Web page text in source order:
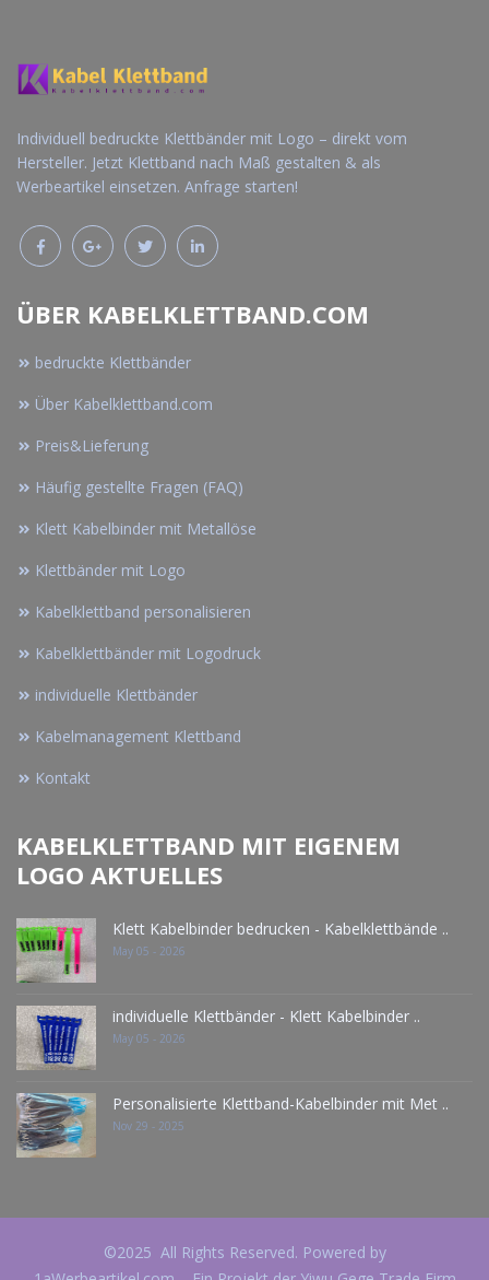
Individuell bedruckte Klettbänder mit Logo – direkt vom
Hersteller. Jetzt Klettband nach Maß gestalten & als
Werbeartikel einsetzen. Anfrage starten!
ÜBER KABELKLETTBAND.COM
bedruckte Klettbänder
Über Kabelklettband.com
Preis&Lieferung
Häufig gestellte Fragen (FAQ)
Klett Kabelbinder mit Metallöse
Klettbänder mit Logo
Kabelklettband personalisieren
Kabelklettbänder mit Logodruck
individuelle Klettbänder
Kabelmanagement Klettband
Kontakt
KABELKLETTBAND MIT EIGENEM
LOGO AKTUELLES
Klett Kabelbinder bedrucken - Kabelklettbände ..
May 05 - 2026
individuelle Klettbänder - Klett Kabelbinder ..
May 05 - 2026
Personalisierte Klettband-Kabelbinder mit Met ..
Nov 29 - 2025
©2025 All Rights Reserved. Powered by